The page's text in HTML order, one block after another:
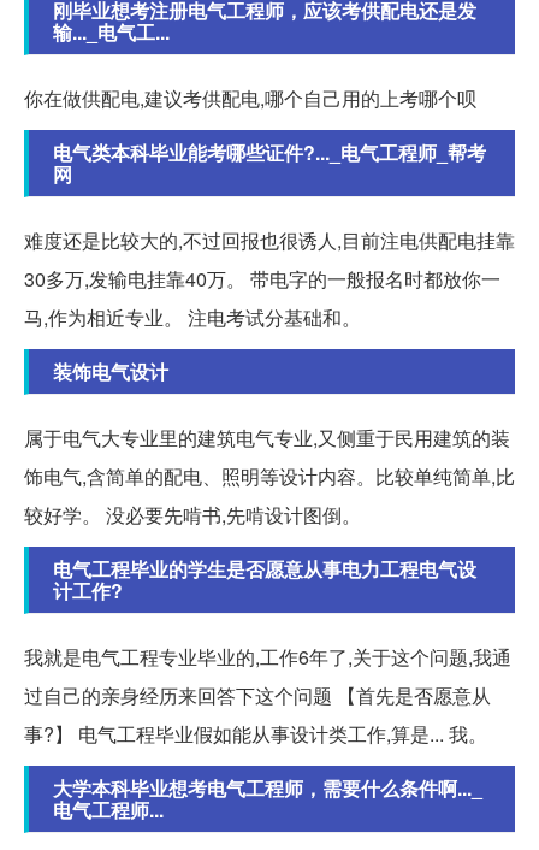
刚毕业想考注册电气工程师，应该考供配电还是发
输..._电气工...
你在做供配电,建议考供配电,哪个自己用的上考哪个呗
电气类本科毕业能考哪些证件?..._电气工程师_帮考
网
难度还是比较大的,不过回报也很诱人,目前注电供配电挂靠
30多万,发输电挂靠40万。 带电字的一般报名时都放你一
马,作为相近专业。 注电考试分基础和。
装饰电气设计
属于电气大专业里的建筑电气专业,又侧重于民用建筑的装
饰电气,含简单的配电、照明等设计内容。比较单纯简单,比
较好学。 没必要先啃书,先啃设计图倒。
电气工程毕业的学生是否愿意从事电力工程电气设
计工作?
我就是电气工程专业毕业的,工作6年了,关于这个问题,我通
过自己的亲身经历来回答下这个问题 【首先是否愿意从
事?】 电气工程毕业假如能从事设计类工作,算是... 我。
大学本科毕业想考电气工程师，需要什么条件啊..._
电气工程师...